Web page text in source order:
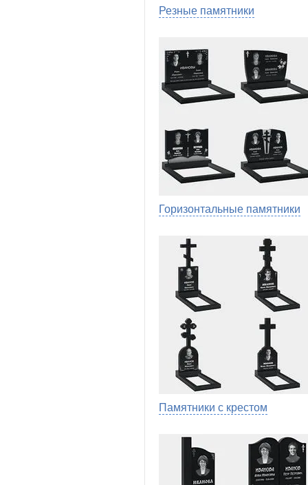
Резные памятники
Горизонтальные памятники
Памятники с крестом